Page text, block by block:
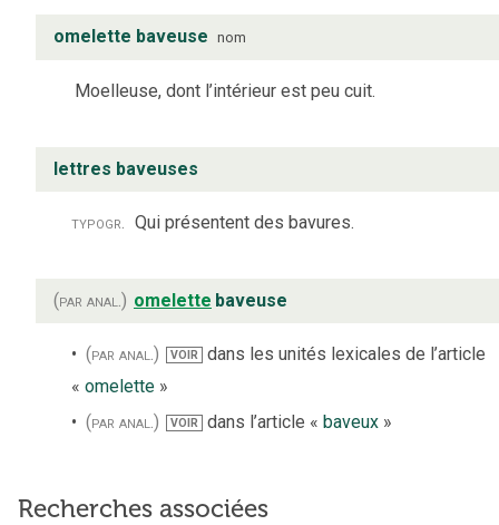
omelette baveuse nom
Moelleuse, dont l’intérieur est peu cuit.
lettres baveuses
typogr. Qui présentent des bavures.
(par anal.) omelette baveuse
(par anal.) VOIR dans les unités lexicales de l’article
« omelette »
(par anal.)
VOIR dans l’article « baveux»
Recherches associées